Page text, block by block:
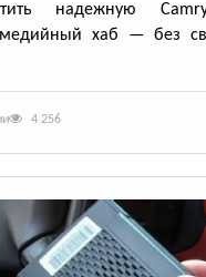
надежную
хаб — без
4 256